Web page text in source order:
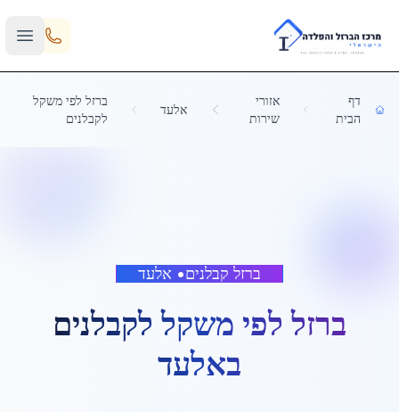
Skip to main content
דף
הבית
אזורי
שירות
אלעד
ברזל לפי משקל
לקבלנים
ברזל קבלנים• אלעד
ברזל לפי משקל לקבלנים
באלעד